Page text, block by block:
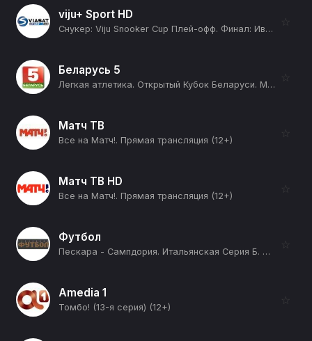
viju+ Sport HD
Снукер: Viju Snooker Cup Плей-офф. Финал: Иван Каковский - Артем Истомин. Матч до 5 побед (12+)
☆
Беларусь 5
Легкая атлетика. Открытый Кубок Беларуси. Минск (12+)
☆
Матч ТВ
Все на Матч!. Прямая трансляция (12+)
☆
Матч ТВ HD
Все на Матч!. Прямая трансляция (12+)
☆
Футбол
Пескара - Сампдория. Итальянская Серия Б. Сезон 25/26 (12+)
☆
Amedia 1
Томбо! (13-я серия) (12+)
☆